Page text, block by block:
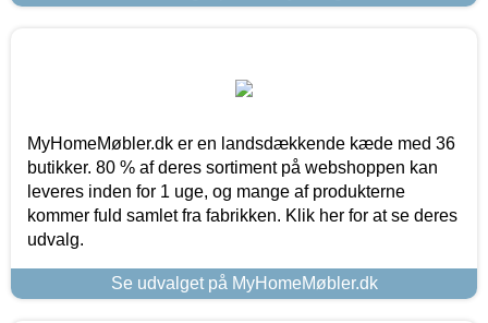
MyHomeMøbler.dk er en landsdækkende kæde med 36
butikker. 80 % af deres sortiment på webshoppen kan
leveres inden for 1 uge, og mange af produkterne
kommer fuld samlet fra fabrikken. Klik her for at se deres
udvalg.
Se udvalget på MyHomeMøbler.dk